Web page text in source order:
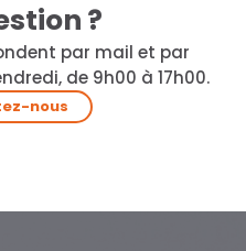
?
par mail et par
de 9h00 à 17h00.
nous